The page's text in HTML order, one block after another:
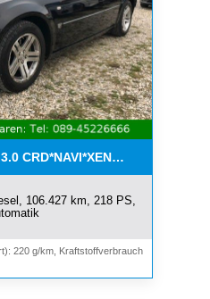
106.427 km, 218 PS,
220 g/km, Kraftstoffverbrauch